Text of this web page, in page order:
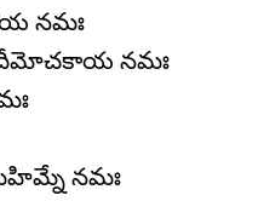
నమః
నమః
నమః